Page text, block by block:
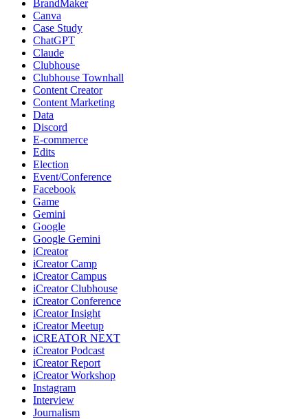
BrandMaker
Canva
Case Study
ChatGPT
Claude
Clubhouse
Clubhouse Townhall
Content Creator
Content Marketing
Data
Discord
E-commerce
Edits
Election
Event/Conference
Facebook
Game
Gemini
Google
Google Gemini
iCreator
iCreator Camp
iCreator Campus
iCreator Clubhouse
iCreator Conference
iCreator Insight
iCreator Meetup
iCREATOR NEXT
iCreator Podcast
iCreator Report
iCreator Workshop
Instagram
Interview
Journalism